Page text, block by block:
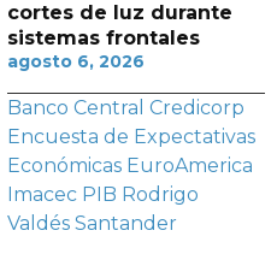
cortes de luz durante
sistemas frontales
agosto 6, 2026
Banco Central Credicorp
Encuesta de Expectativas
Económicas EuroAmerica
Imacec PIB Rodrigo
Valdés Santander